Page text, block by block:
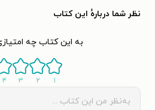
نظر شما دربارهٔ این کتاب
به این کتاب چه
۱ ۲ ۳ ۴